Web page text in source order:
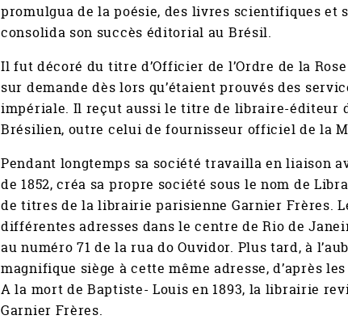
promulgua de la poésie, des livres scientifiques
consolida son succès éditorial au Brésil.
Il fut décoré du titre d’Officier de l’Ordre de la
sur demande dès lors qu’étaient prouvés des
impériale. Il reçut aussi le titre de libraire-éditeur
Brésilien, outre celui de fournisseur officiel de la
Pendant longtemps sa société travailla en liaison
de 1852, créa sa propre société sous le nom de
de titres de la librairie parisienne Garnier Frères.
différentes adresses dans le centre de Rio de
au numéro 71 de la rua do Ouvidor. Plus tard, à
magnifique siège à cette même adresse, d’après
A la mort de Baptiste- Louis en 1893, la librairie
Garnier Frères.